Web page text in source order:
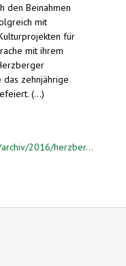
den Beinahmen
mit
für
mit ihrem
das zehnjährige
(...)
2016/herzber...